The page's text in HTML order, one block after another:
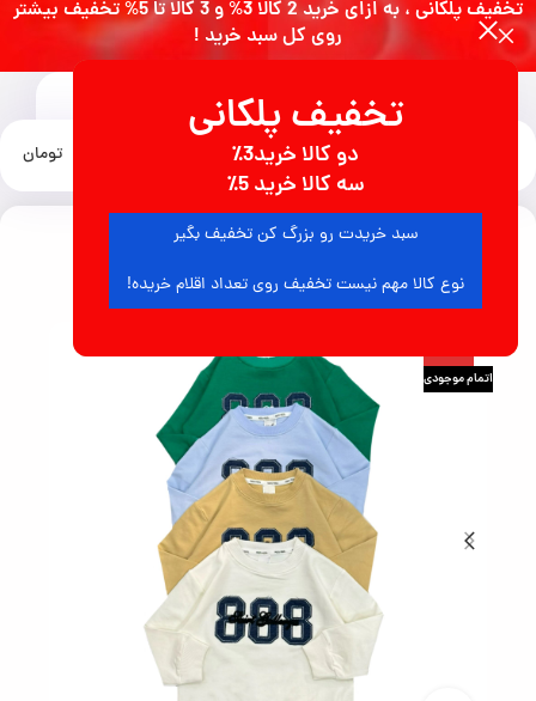
تخفیف پلکانی
دو کالا خرید3٪
سه کالا خرید 5٪
سبد خریدت رو بزرگ کن تخفیف بگیر
نوع کالا مهم نیست تخفیف روی تعداد اقلام خریده!
تومان
لباس پسرانه
-50%
اتمام موجودی
تخفیف پلکانی ، به ازای خرید 2 کالا 3% و 3 کالا تا 5% تخفیف بیشتر
روی کل سبد خرید !